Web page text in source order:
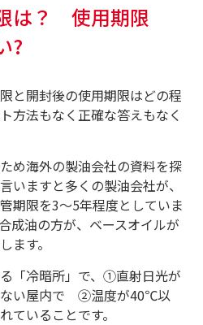
は？ 使用期限
?
と開封後の使用期限はどの程
方法もなく正確な答えもなく
め海外の製油会社の資料を探
いますと多くの製油会社が、
期限を3～5年程度としていま
成油の方が、ベースオイルが
ます。
「冷暗所」で、①直射日光が
ない屋内で ②温度が40℃以
いることです。